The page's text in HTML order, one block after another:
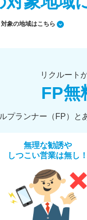
対象の地域はこちら
リクルート
FP無
プランナー（FP）と
無理な勧誘や
しつこい営業は無し！